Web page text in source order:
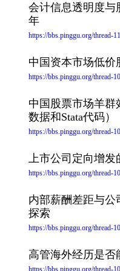
会计信息透明度与
年
https://bbs.pinggu.org/thread-
中国资本市场低价
https://bbs.pinggu.org/thread-
中国股票市场羊群
数据和Stata代码）
https://bbs.pinggu.org/thread-
上市公司定向增
https://bbs.pinggu.org/thread-
内部薪酬差距与公
探索
https://bbs.pinggu.org/thread-
高管海外经历是否
https://bbs.pinggu.org/thread-